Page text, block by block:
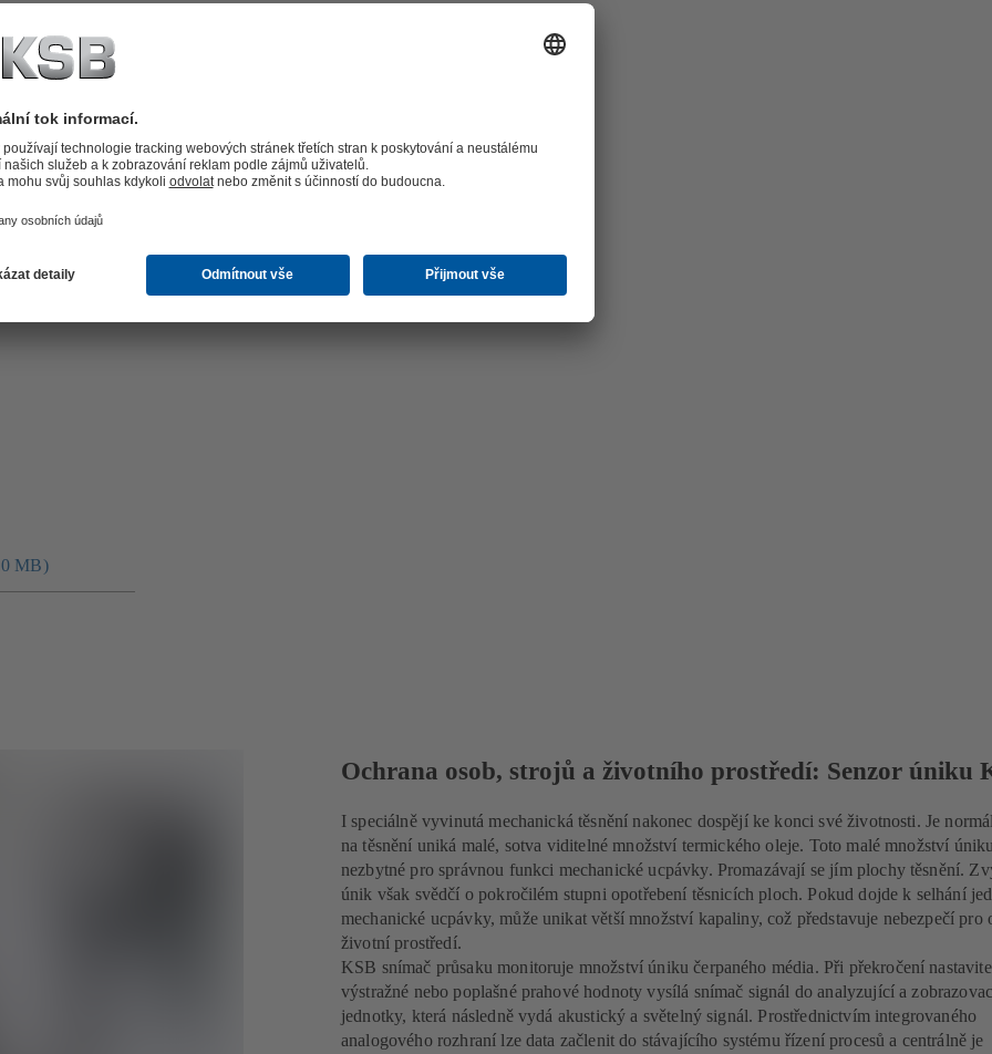
MB)
Ochrana osob, strojů a životního prostředí: Senzor úniku
I speciálně vyvinutá mechanická těsnění nakonec dospějí ke konci své životnosti. Je
na těsnění uniká malé, sotva viditelné množství termického oleje. Toto malé množství
nezbytné pro správnou funkci mechanické ucpávky. Promazávají se jím plochy těsnění.
únik však svědčí o pokročilém stupni opotřebení těsnicích ploch. Pokud dojde k selhání
mechanické ucpávky, může unikat větší množství kapaliny, což představuje nebezpečí pro
životní prostředí.
KSB snímač průsaku monitoruje množství úniku čerpaného média. Při překročení
výstražné nebo poplašné prahové hodnoty vysílá snímač signál do analyzující a
jednotky, která následně vydá akustický a světelný signál. Prostřednictvím integrovaného
analogového rozhraní lze data začlenit do stávajícího systému řízení procesů a centrálně je